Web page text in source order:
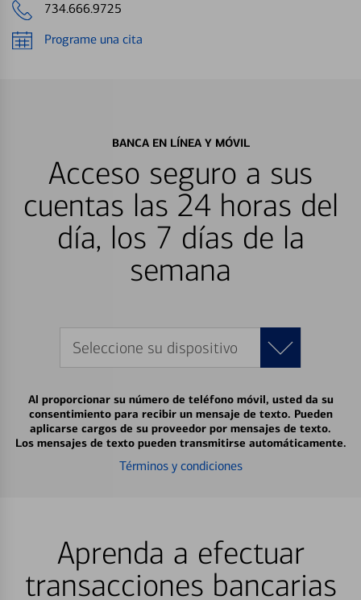
734.666.9725
Programe una cita
BANCA EN LÍNEA Y MÓVIL
Acceso seguro a sus
cuentas las 24 horas del
día, los 7 días de la
semana
Seleccione su dispositivo
Al proporcionar su número de teléfono móvil, usted da su
consentimiento para recibir un mensaje de texto. Pueden
aplicarse cargos de su proveedor por mensajes de texto.
Los mensajes de texto pueden transmitirse automáticamente.
Términos y condiciones
Aprenda a efectuar
transacciones bancarias